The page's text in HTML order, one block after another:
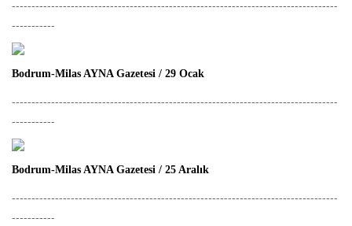
-----------------------------------------------------------------------------------
-----------
Bodrum-Milas AYNA Gazetesi / 29 Ocak
-----------------------------------------------------------------------------------
-----------
Bodrum-Milas AYNA Gazetesi / 25 Aralık
-----------------------------------------------------------------------------------
-----------